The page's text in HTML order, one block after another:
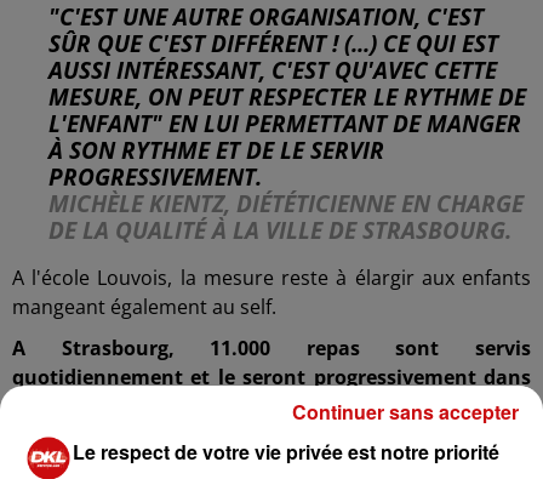
"C'EST UNE AUTRE ORGANISATION, C'EST
SÛR QUE C'EST DIFFÉRENT ! (...) CE QUI EST
AUSSI INTÉRESSANT, C'EST QU'AVEC CETTE
MESURE, ON PEUT RESPECTER LE RYTHME DE
L'ENFANT" EN LUI PERMETTANT DE MANGER
À SON RYTHME ET DE LE SERVIR
PROGRESSIVEMENT.
MICHÈLE KIENTZ, DIÉTÉTICIENNE EN CHARGE
DE LA QUALITÉ À LA VILLE DE STRASBOURG.
A l'école Louvois, la mesure reste à élargir aux enfants
mangeant également au self.
A Strasbourg, 11.000 repas sont servis
quotidiennement et le seront progressivement dans
. La capitale du Grand-Est est la
seule grande ville de France, pour l'heure, à s'être
engagée dans cette voie.
Le respect de votre vie privée est notre priorité
Continuer sans accepter